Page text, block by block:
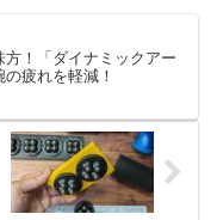
方！「ダイナミックアー
疲れを軽減！